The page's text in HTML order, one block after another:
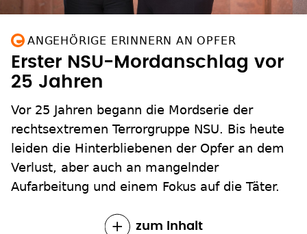
ANGEHÖRIGE ERINNERN AN OPFER
Erster NSU-Mordanschlag vor
25 Jahren
Vor 25 Jahren begann die Mordserie der
rechtsextremen Terrorgruppe NSU. Bis heute
leiden die Hinterbliebenen der Opfer an dem
Verlust, aber auch an mangelnder
Aufarbeitung und einem Fokus auf die Täter.
zum Inhalt